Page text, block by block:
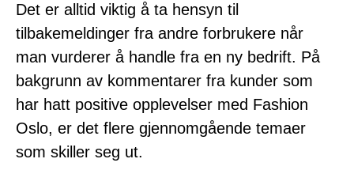
Det er alltid viktig å ta hensyn til
tilbakemeldinger fra andre forbrukere når
man vurderer å handle fra en ny bedrift. På
bakgrunn av kommentarer fra kunder som
har hatt positive opplevelser med Fashion
Oslo, er det flere gjennomgående temaer
som skiller seg ut.